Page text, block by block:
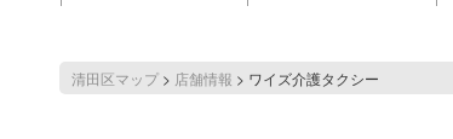
清田区マップ> 店舗情報 > ワイズ介護タクシー